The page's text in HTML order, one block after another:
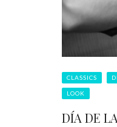
CLASSICS
LOOK
DÍA DE